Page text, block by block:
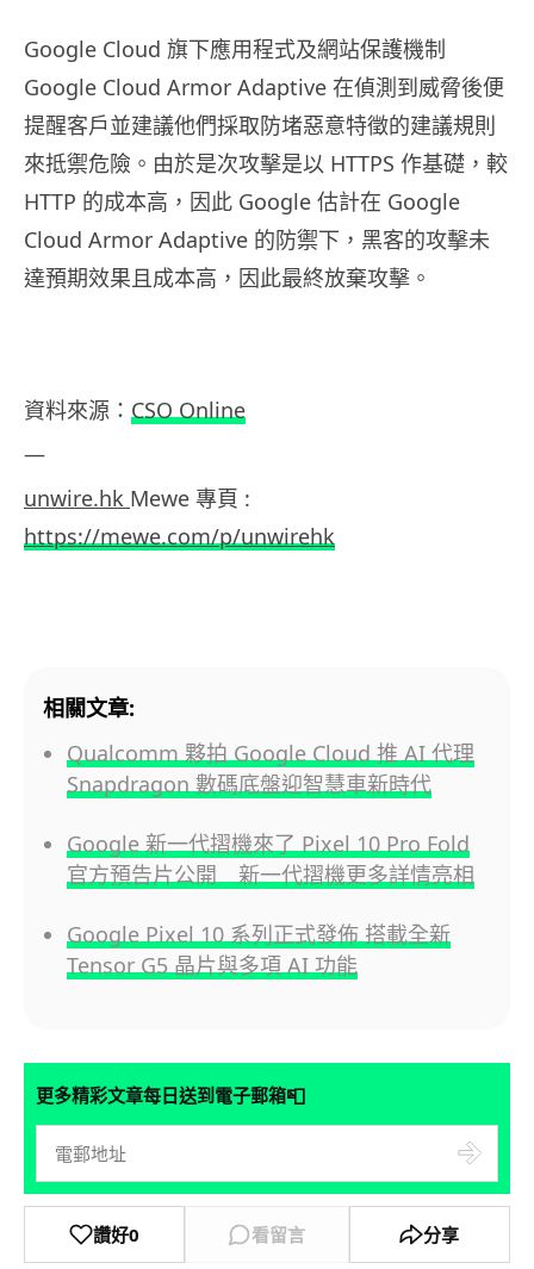
Google Cloud 旗下應用程式及網站保護機制
Google Cloud Armor Adaptive 在偵測到威脅後便
提醒客戶並建議他們採取防堵惡意特徵的建議規則
來抵禦危險。由於是次攻擊是以 HTTPS 作基礎，較
HTTP 的成本高，因此 Google 估計在 Google
Cloud Armor Adaptive 的防禦下，黑客的攻擊未
達預期效果且成本高，因此最終放棄攻擊。
資料來源： CSO Online
—
unwire.hk Mewe 專頁 :
https://mewe.com/p/unwirehk
相關文章:
Qualcomm 夥拍 Google Cloud 推 AI 代理
Snapdragon 數碼底盤迎智慧車新時代
Google 新一代摺機來了 Pixel 10 Pro Fold
官方預告片公開 新一代摺機更多詳情亮相
Google Pixel 10 系列正式發佈 搭載全新
Tensor G5 晶片與多項 AI 功能
更多精彩文章每日送到電子郵箱📮
讚好0 看留言 分享